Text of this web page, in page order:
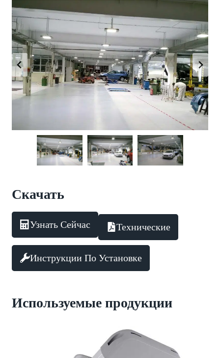
Скачать
Узнать Сейчас Технические
Инструкции По Установке
Используемые продукции